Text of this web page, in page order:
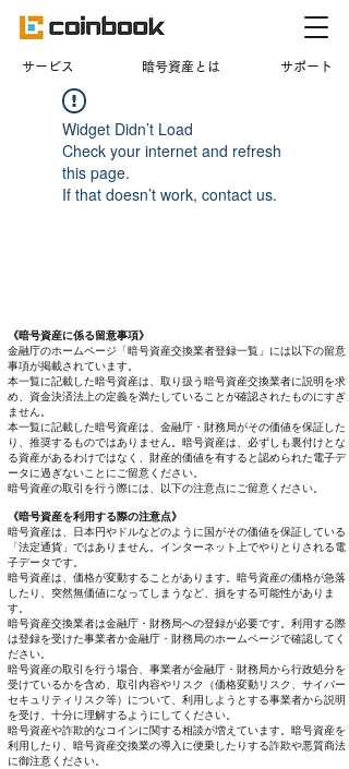
​サービス 暗号資産とは サポート
Widget Didn’t Load
Check your internet and refresh
this page.
If that doesn’t work, contact us.
《暗号資産に係る留意事項》
金融庁のホームページ「暗号資産交換業者登録一覧」には以下の留意
事項が掲載されています。
本一覧に記載した暗号資産は、取り扱う暗号資産交換業者に説明を求
め、資金決済法上の定義を満たしていることが確認されたものにすぎ
ません。
本一覧に記載した暗号資産は、金融庁・財務局がその価値を保証した
り、推奨するものではありません。暗号資産は、必ずしも裏付けとな
る資産があるわけではなく、財産的価値を有すると認められた電子デ
ータに過ぎないことにご留意ください。
暗号資産の取引を行う際には、以下の注意点にご留意ください。
《暗号資産を利用する際の注意点》
暗号資産は、日本円やドルなどのように国がその価値を保証している
「法定通貨」ではありません。インターネット上でやりとりされる電
子データです。
暗号資産は、価格が変動することがあります。暗号資産の価格が急落
したり、突然無価値になってしまうなど、損をする可能性がありま
す。
暗号資産交換業者は金融庁・財務局への登録が必要です。利用する際
は登録を受けた事業者か金融庁・財務局のホームページで確認してく
ださい。
暗号資産の取引を行う場合、事業者が金融庁・財務局から行政処分を
受けているかを含め、取引内容やリスク（価格変動リスク、サイバー
セキュリティリスク等）について、利用しようとする事業者から説明
を受け、十分に理解するようにしてください。
暗号資産や詐欺的なコインに関する相談が増えています。暗号資産を
利用したり、暗号資産交換業の導入に便乗したりする詐欺や悪質商法
に御注意ください。